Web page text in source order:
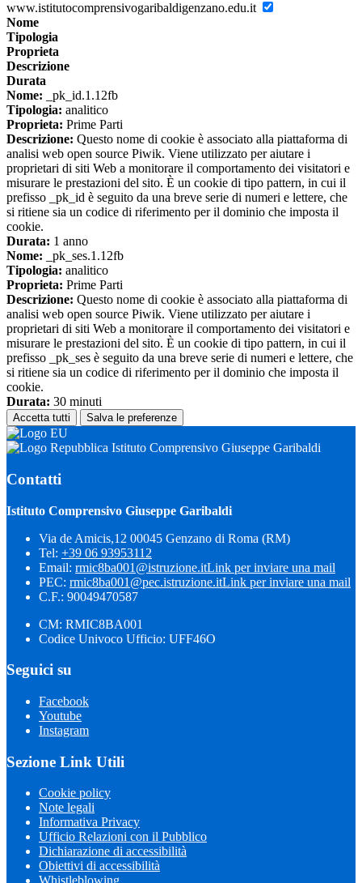
www.istitutocomprensivogaribaldigenzano.edu.it
Nome
Tipologia
Proprieta
Descrizione
Durata
Nome: _pk_id.1.12fb
Tipologia: analitico
Proprieta: Prime Parti
Descrizione: Questo nome di cookie è associato alla piattaforma di
analisi web open source Piwik. Viene utilizzato per aiutare i
proprietari di siti Web a monitorare il comportamento dei visitatori e
misurare le prestazioni del sito. È un cookie di tipo pattern, in cui il
prefisso _pk_id è seguito da una breve serie di numeri e lettere, che
si ritiene sia un codice di riferimento per il dominio che imposta il
cookie.
Durata: 1 anno
Nome: _pk_ses.1.12fb
Tipologia: analitico
Proprieta: Prime Parti
Descrizione: Questo nome di cookie è associato alla piattaforma di
analisi web open source Piwik. Viene utilizzato per aiutare i
proprietari di siti Web a monitorare il comportamento dei visitatori e
misurare le prestazioni del sito. È un cookie di tipo pattern, in cui il
prefisso _pk_ses è seguito da una breve serie di numeri e lettere, che
si ritiene sia un codice di riferimento per il dominio che imposta il
cookie.
Durata: 30 minuti
Accetta tutti Salva le preferenze
Istituto Comprensivo Giuseppe Garibaldi
Contatti
Istituto Comprensivo Giuseppe Garibaldi
Via de Amicis,12 00045 Genzano di Roma (RM)
Tel: +39 06 93953112
Email: rmic8ba001@istruzione.itLink per inviare una mail
PEC: rmic8ba001@pec.istruzione.itLink per inviare una mail
C.F.: 90049470587
CM: RMIC8BA001
Codice Univoco Ufficio: UFF46O
Seguici su
Facebook
Youtube
Instagram
Sezione Link Utili
Cookie policy
Note legali
Informativa Privacy
Ufficio Relazioni con il Pubblico
Dichiarazione di accessibilità
Obiettivi di accessibilità